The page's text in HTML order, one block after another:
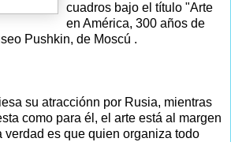
cuadros bajo el título "Arte
en América, 300 años de
Pushkin, de Moscú .
su atracciónn por Rusia, mientras
como para él, el arte está al margen
verdad es que quien organiza todo